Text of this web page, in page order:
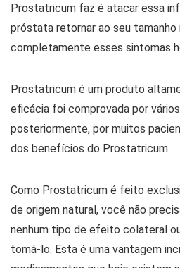
Prostatricum faz é atacar essa
próstata retornar ao seu tamanho
completamente esses sintomas
Prostatricum é um produto
eficácia foi comprovada por
posteriormente, por muitos
dos benefícios do Prostatricum.
Como Prostatricum é feito
de origem natural, você não
nenhum tipo de efeito colateral
tomá-lo. Esta é uma vantagem